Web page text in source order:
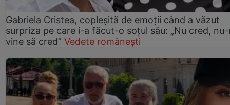
Gabriela Cristea, copleșită de emoții când a văzut
surpriza pe care i-a făcut-o soțul său: „Nu cred,
vine să cred” Vedete românești